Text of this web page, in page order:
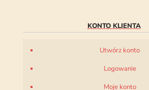
KONTO KLIENTA
Utwórz konto
Logowanie
Moje konto